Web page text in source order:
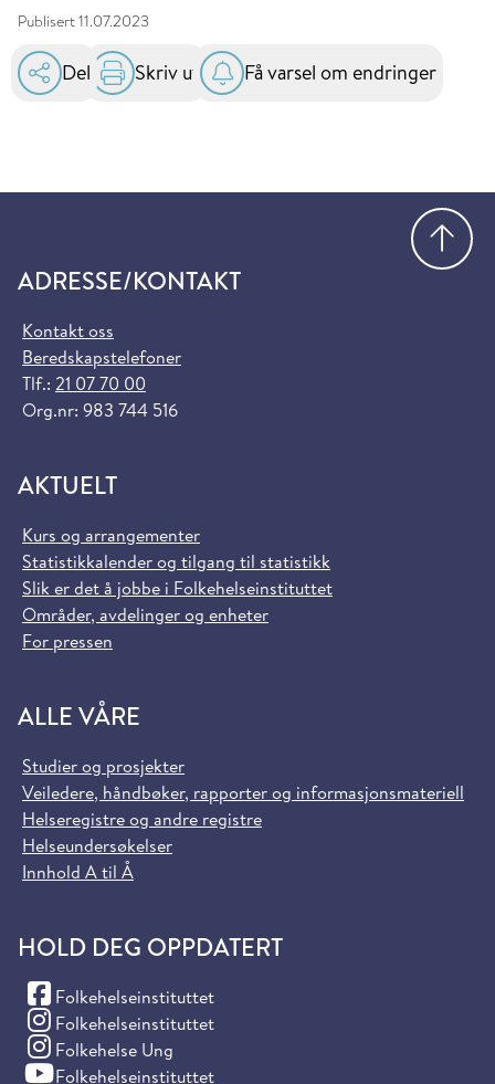
Publisert11.07.2023
Del Skriv ut Få varsel om endringer
ADRESSE/KONTAKT
Kontakt oss
Beredskapstelefoner
Tlf.: 21 07 70 00
Org.nr: 983 744 516
AKTUELT
Kurs og arrangementer
Statistikkalender og tilgang til statistikk
Slik er det å jobbe i Folkehelseinstituttet
Områder, avdelinger og enheter
For pressen
ALLE VÅRE
Studier og prosjekter
Veiledere, håndbøker, rapporter og informasjonsmateriell
Helseregistre og andre registre
Helseundersøkelser
Innhold A til Å
HOLD DEG OPPDATERT
Folkehelseinstituttet
(Facebook)
Folkehelseinstituttet
(Instagram)
Folkehelse Ung
(Instagram)
Folkehelseinstituttet
(YouTube)